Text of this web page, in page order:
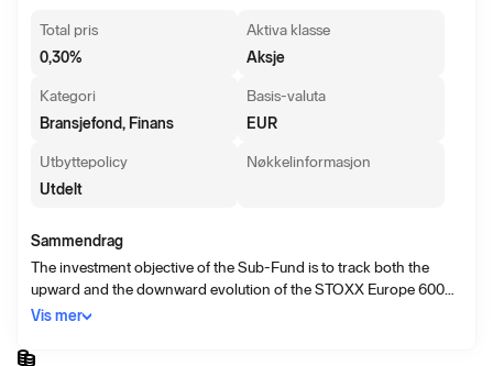
Total pris
0,30%
Aktiva klasse
Aksje
Kategori
Bransjefond, Finans
Basis-valuta
EUR
Utbyttepolicy
Utdelt
Nøkkelinformasjon
Sammendrag
The investment objective of the Sub-Fund is to track both the
upward and the downward evolution of the STOXX Europe 600
Insurance Index (the “Index”), denominated in Euros and
insurance supersector, while minimizing the volatility of the
Vis mer